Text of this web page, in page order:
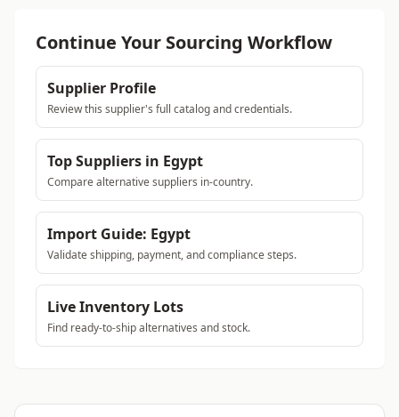
Continue Your Sourcing Workflow
Supplier Profile
Review this supplier's full catalog and credentials.
Top Suppliers in Egypt
Compare alternative suppliers in-country.
Import Guide: Egypt
Validate shipping, payment, and compliance steps.
Live Inventory Lots
Find ready-to-ship alternatives and stock.